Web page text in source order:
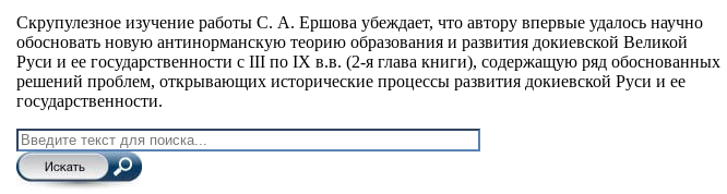
Скрупулезное изучение работы С. А. Ершова убеждает, что автору впервые удалось научно
обосновать новую антинорманскую теорию образования и развития докиевской Великой
Руси и ее государственности с III по IX в.в. (2-я глава книги), содержащую ряд обоснованных
решений проблем, открывающих исторические процессы развития докиевской Руси и ее
государственности.